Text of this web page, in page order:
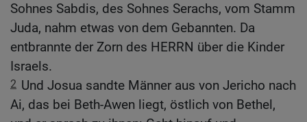
Sohnes Sabdis, des Sohnes Serachs, vom Stamm
Juda, nahm etwas von dem Gebannten. Da
entbrannte der Zorn des HERRN über die Kinder
Israels.
2 Und Josua sandte Männer aus von Jericho nach
Ai, das bei Beth-Awen liegt, östlich von Bethel,